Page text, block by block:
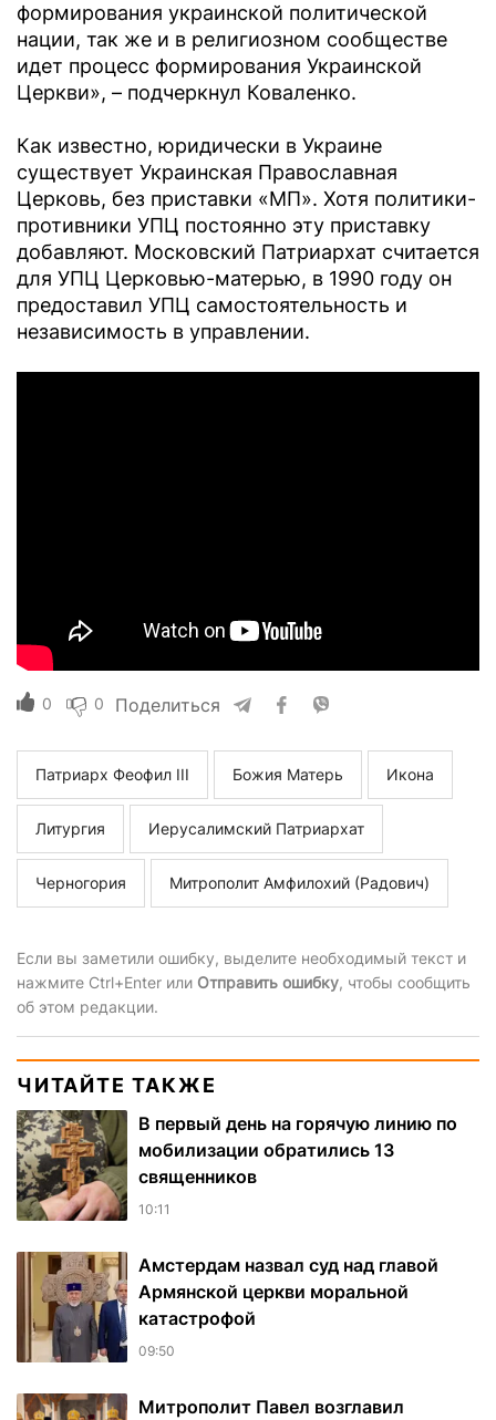
формирования украинской политической
нации, так же и в религиозном сообществе
идет процесс формирования Украинской
Церкви», – подчеркнул Коваленко.
Как известно, юридически в Украине
существует Украинская Православная
Церковь, без приставки «МП». Хотя политики-
противники УПЦ постоянно эту приставку
добавляют. Московский Патриархат считается
для УПЦ Церковью-матерью, в 1990 году он
предоставил УПЦ самостоятельность и
независимость в управлении.
0 0 Поделиться
Патриарх Феофил III Божия Матерь Икона
Литургия Иерусалимский Патриархат
Черногория Митрополит Амфилохий (Радович)
Если вы заметили ошибку, выделите необходимый текст и
нажмите Ctrl+Enter или Отправить ошибку, чтобы сообщить
об этом редакции.
ЧИТАЙТЕ ТАКЖЕ
В первый день на горячую линию по
мобилизации обратились 13
священников
10:11
Амстердам назвал суд над главой
Армянской церкви моральной
катастрофой
09:50
Митрополит Павел возглавил